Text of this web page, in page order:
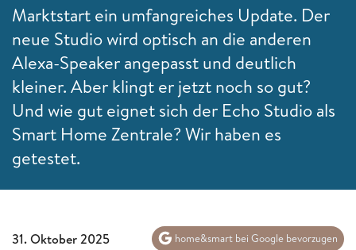
Marktstart ein umfangreiches Update. Der
neue Studio wird optisch an die anderen
Alexa-Speaker angepasst und deutlich
kleiner. Aber klingt er jetzt noch so gut?
Und wie gut eignet sich der Echo Studio als
Smart Home Zentrale? Wir haben es
getestet.
31. Oktober 2025 home&smart bei Google bevorzugen